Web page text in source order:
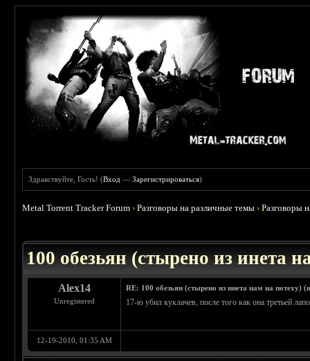
Здравствуйте, Гость! (Вход —Зарегистрироваться)
Metal Torrent Tracker Forum ›Разговоры на различные темы ›Разговоры
100 обезьян (стырено из инета
Alex14
Unregistered
RE: 100 обезьян (стырено из инета нам на потеху)
17-ю убил куклачев, после того как она третьей
12-19-2010, 01:35 AM